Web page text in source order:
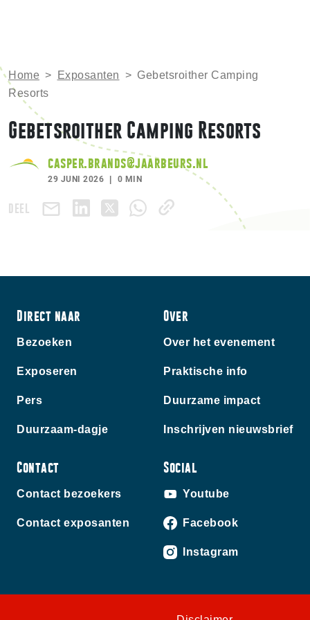
Home > Exposanten > Gebetsroither Camping
Resorts
Gebetsroither Camping Resorts
casper.brands@jaarbeurs.nl
29 JUNI 2026 0 MIN
DEEL
Direct naar
Bezoeken
Exposeren
Pers
Duurzaam-dagje
Over
Over het evenement
Praktische info
Duurzame impact
Inschrijven nieuwsbrief
Contact
Contact bezoekers
Contact exposanten
Social
Youtube
Facebook
Instagram